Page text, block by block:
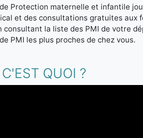
Protection maternelle et infantile
et des consultations gratuites aux
consultant la liste des PMI de votre
PMI les plus proches de chez vous.
QUOI ?